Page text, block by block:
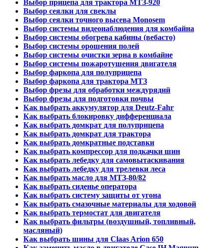
Выбор прицепа для трактора МТЗ-920
Выбор сеялки для свеклы
Выбор сеялки точного высева Monosem
Выбор системы видеонаблюдения для комбайна
Выбор системы обогрева кабины (вебасто)
Выбор системы орошения полей
Выбор системы очистки зерна в комбайне
Выбор системы пожаротушения двигателя
Выбор фаркопа для полуприцепа
Выбор фаркопа для трактора МТЗ
Выбор фрезы для обработки междурядий
Выбор фрезы для подготовки почвы
Как выбрать аккумулятор для Deutz-Fahr
Как выбрать блокировку дифференциала
Как выбрать домкрат для полуприцепа
Как выбрать домкрат для трактора
Как выбрать домкратные подставки
Как выбрать компрессор для подкачки шин
Как выбрать лебедку для самовытаскивания
Как выбрать лебедку для трелевки леса
Как выбрать масло для МТЗ-80/82
Как выбрать сиденье оператора
Как выбрать систему защиты от угона
Как выбрать смазочные материалы для ходовой
Как выбрать термостат для двигателя
Как выбрать фильтры (воздушный, топливный,
масляный)
Как выбрать шины для Claas Arion 650